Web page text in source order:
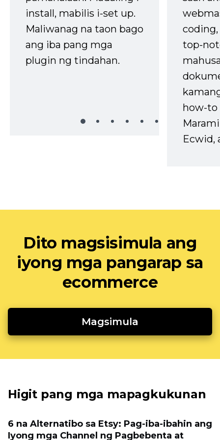
install, mabilis i-set up.
Maliwanag na taon bago
ang iba pang mga
plugin ng tindahan.
top-
how-to
Ecwid,
Dito magsisimula ang
iyong mga pangarap sa
ecommerce
Magsimula
Higit pang mga mapagkukunan
6 na Alternatibo sa Etsy: Pag-iba-ibahin ang
Iyong mga Channel ng Pagbebenta at